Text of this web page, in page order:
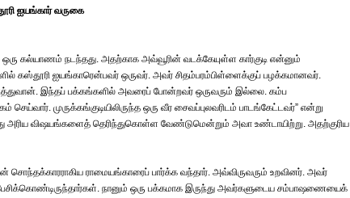
ஐயங்கார் வருகை
கல்யாணம் நடந்தது. அதற்காக அவ்வூரின் வடக்கேயுள்ள கார்குடி என்னும்
கஸ்தூரி ஐயங்காரென்பவர் ஒருவர். அவர் சிதம்பரம்பிள்ளைக்குப் பழக்கமானவர்.
இந்தப் பக்கங்களில் அவரைப் போன்றவர் ஒருவரும் இல்லை. கம்ப
முருக்கங்குடியிலிருந்த ஒரு வீர சைவப்புலவரிடம் பாடங்கேட்டவர்” என்று
அரிய விஷயங்களைத் தெரிந்துகொள்ள வேண்டுமென்றும் அவா உண்டாயிற்று. அதற்குரிய
சொந்தக்காரராகிய ராமையங்காரைப் பார்க்க வந்தார். அவ்விருவரும் உறவினர். அவர்
நானும் ஒரு பக்கமாக இருந்து அவர்களுடைய சம்பாஷணையைக்